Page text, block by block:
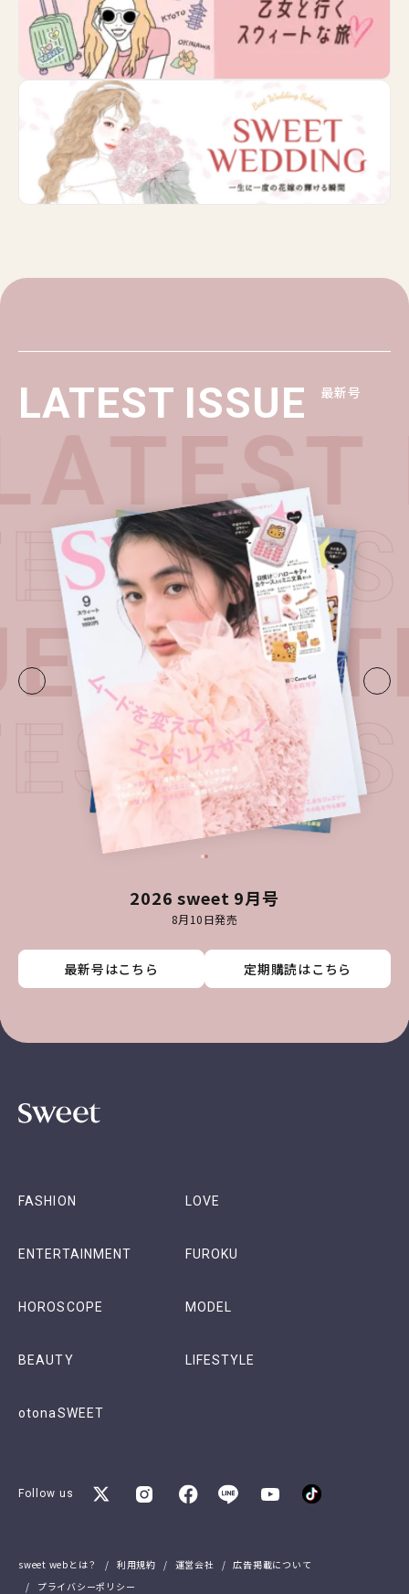
LATEST ISSUE 最新号
2026 sweet 9月号
8月10日発売
最新号はこちら 定期購読はこちら
最新号はこちら 定期購読はこちら
最新号はこちら 定期購読はこちら
最新号はこちら 定期購読はこちら
・
FASHION LOVE
ENTERTAINMENT FUROKU
HOROSCOPE MODEL
BEAUTY LIFESTYLE
otonaSWEET
Follow us
sweet webとは？ 利用規約 運営会社
広告掲載について
プライバシーポリシー